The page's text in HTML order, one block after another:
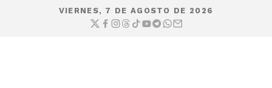
VIERNES, 7 DE AGOSTO DE 2026